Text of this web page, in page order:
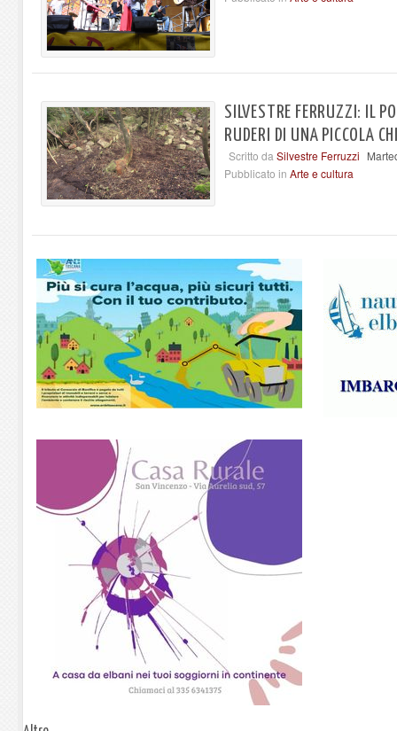
SILVESTRE FERRUZZI: IL
RUDERI DI UNA PICCOLA
Scritto da Silvestre Ferruzzi
Pubblicato in Arte e cultura